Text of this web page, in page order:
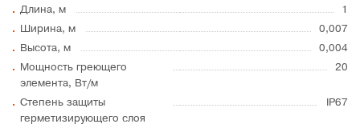
Длина, м
1
Ширина, м
0,007
Высота, м
0,004
Мощность греющего
элемента, Вт/м
20
Степень защиты
герметизирующего слоя
IP67